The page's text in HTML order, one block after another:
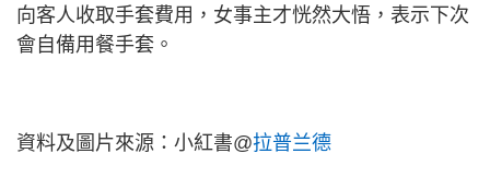
向客人收取手套費用，女事主才恍然大悟，表示下次
會自備用餐手套。
資料及圖片來源：小紅書@拉普兰德